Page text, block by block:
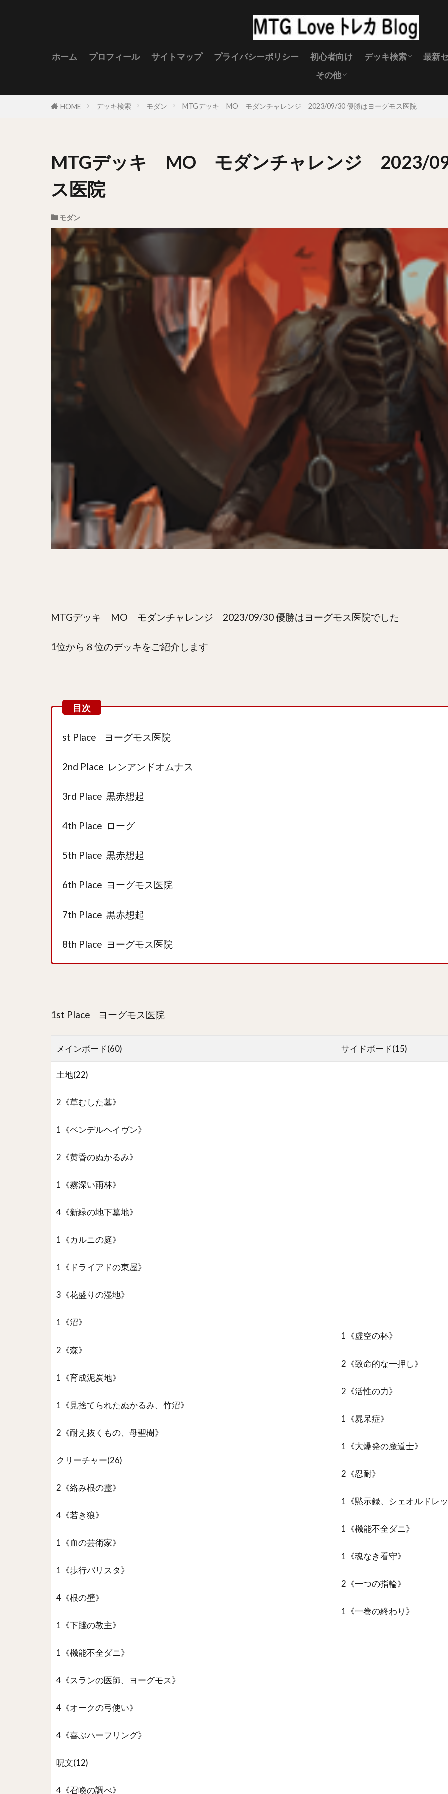
ホーム プロフィール サイトマップ プライバシーポリシー 初心者向け デッキ検索
最新
その他
HOME デッキ検索 モダン MTGデッキ MO モダンチャレンジ 2023/09/30 優勝はヨーグモス医院
MTGデッキ MO モダンチャレンジ 2023/
ス医院
モダン
MTGデッキ MO モダンチャレンジ 2023/09/30 優勝はヨーグモス医院でした
1位から８位のデッキをご紹介します
st Place ヨーグモス医院
2nd Place レンアンドオムナス
3rd Place 黒赤想起
4th Place ローグ
5th Place 黒赤想起
6th Place ヨーグモス医院
7th Place 黒赤想起
8th Place ヨーグモス医院
1st Place ヨーグモス医院
メインボード(60) サイドボード(15)
土地(22)
2《草むした墓》
1《ペンデルヘイヴン》
2《黄昏のぬかるみ》
1《霧深い雨林》
4《新緑の地下墓地》
1《カルニの庭》
1《ドライアドの東屋》
3《花盛りの湿地》
1《沼》
2《森》
1《育成泥炭地》
1《見捨てられたぬかるみ、竹沼》
2《耐え抜くもの、母聖樹》
クリーチャー(26)
2《絡み根の霊》
4《若き狼》
1《血の芸術家》
1《歩行バリスタ》
4《根の壁》
1《下賤の教主》
1《機能不全ダニ》
4《スランの医師、ヨーグモス》
4《オークの弓使い》
4《喜ぶハーフリング》
呪文(12)
4《召喚の調べ》
1《虚空の杯》
2《致命的な一押し》
2《活性の力》
1《屍呆症》
1《大爆発の魔道士》
2《忍耐》
1《黙示録、シェオルドレ
1《機能不全ダニ》
1《魂なき看守》
2《一つの指輪》
1《一巻の終わり》